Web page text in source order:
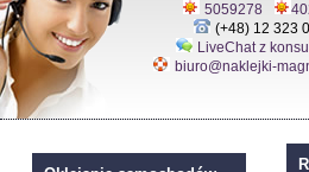
5059278
(+48) 12 323
LiveChat z
biuro@naklejki-